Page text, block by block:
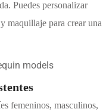
Puedes personalizar
maquillaje para crear una
femeninos, masculinos,